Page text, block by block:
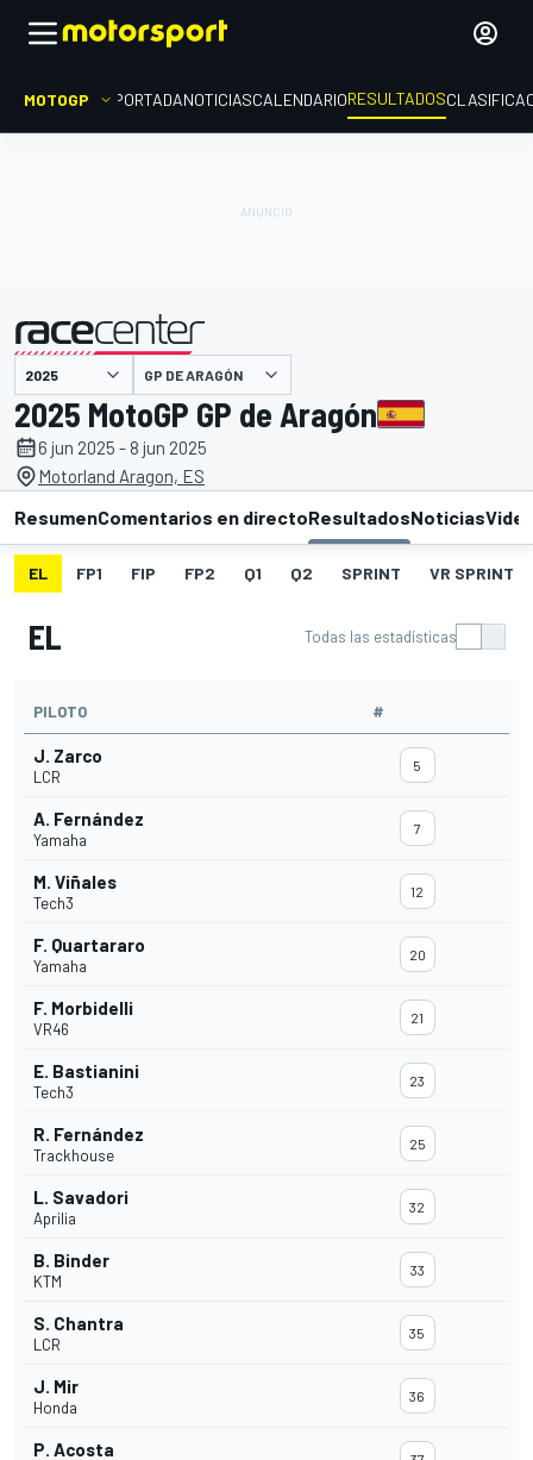
MOTOGP PORTADANOTICIASCALENDARIORESULTADOS
presentado por GP DE ARAGÓN
2025 MotoGP GP de Aragón
6 jun 2025 - 8 jun 2025
Motorland Aragon, ES
ResumenComentarios en directoResultadosNoticias
EL FP1 FIP FP2 Q1 Q2 SPRINT VR SPRINT
EL Todas las estadísticas
PILOTO #
J. Zarco
LCR
5
A. Fernández
Yamaha
7
M. Viñales
Tech3
12
F. Quartararo
Yamaha
20
F. Morbidelli
VR46
21
E. Bastianini
Tech3
23
R. Fernández
Trackhouse
25
L. Savadori
Aprilia
32
B. Binder
KTM
33
S. Chantra
LCR
35
J. Mir
Honda
36
P. Acosta